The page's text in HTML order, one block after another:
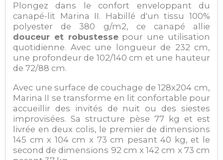
Plongez dans le confort enveloppant du
canapé-lit Marina II. Habillé d'un tissu 100%
polyester de 380 g/m2, ce canapé allie
douceur et robustessepour une utilisation
quotidienne. Avec une longueur de 232 cm,
une profondeur de 102/140 cm et une hauteur
de 72/88 cm.
Avec une surface de couchage de 128x204 cm,
Marina II se transforme en lit confortable pour
accueillir des invités de nuit ou des siestes
improvisées. Sa structure pèse 77 kg et est
livrée en deux colis, le premier de dimensions
145 cm x 104 cm x 73 cm pesant 40 kg, et le
second de dimensions 92 cm x 142 cm x 73 cm